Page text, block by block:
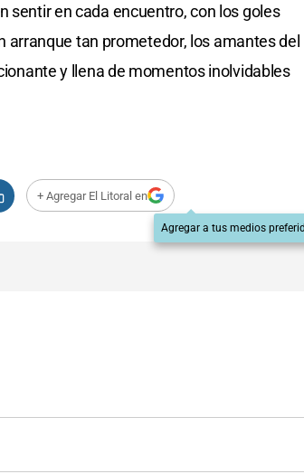
sentir en cada encuentro, con los goles
tan prometedor, los amantes del
y llena de momentos inolvidables
+ Agregar El Litoral en
Agregar a tus medios